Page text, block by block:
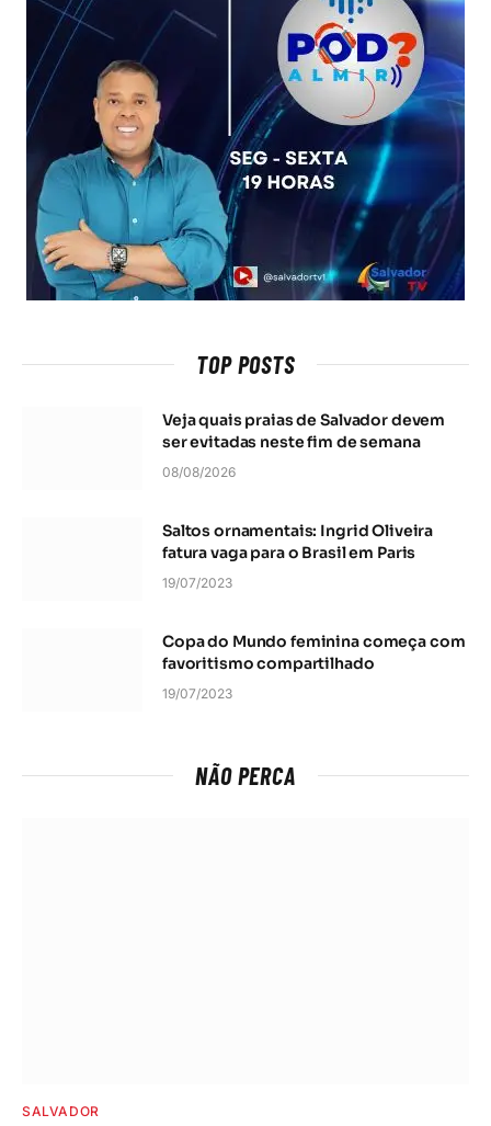
TOP POSTS
Veja quais praias de Salvador devem
ser evitadas neste fim de semana
08/08/2026
Saltos ornamentais: Ingrid Oliveira
fatura vaga para o Brasil em Paris
19/07/2023
Copa do Mundo feminina começa com
favoritismo compartilhado
19/07/2023
NÃO PERCA
SALVADOR